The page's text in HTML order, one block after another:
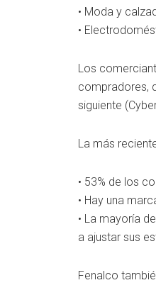
• Moda y
•
Los
compradores,
siguiente
La más
• 53% de los
• Hay una
• La mayoría
a ajustar sus
Fenalco